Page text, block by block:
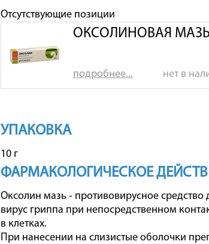
Отсутствующие позиции
ОКСОЛИНОВАЯ МАЗЬ
подробнее... нет в
УПАКОВКА
10 г
ФАРМАКОЛОГИЧЕСКОЕ
Оксолин мазь - противовирусное
вирус гриппа при непосредственном
в клетках.
При нанесении на слизистые оболочки